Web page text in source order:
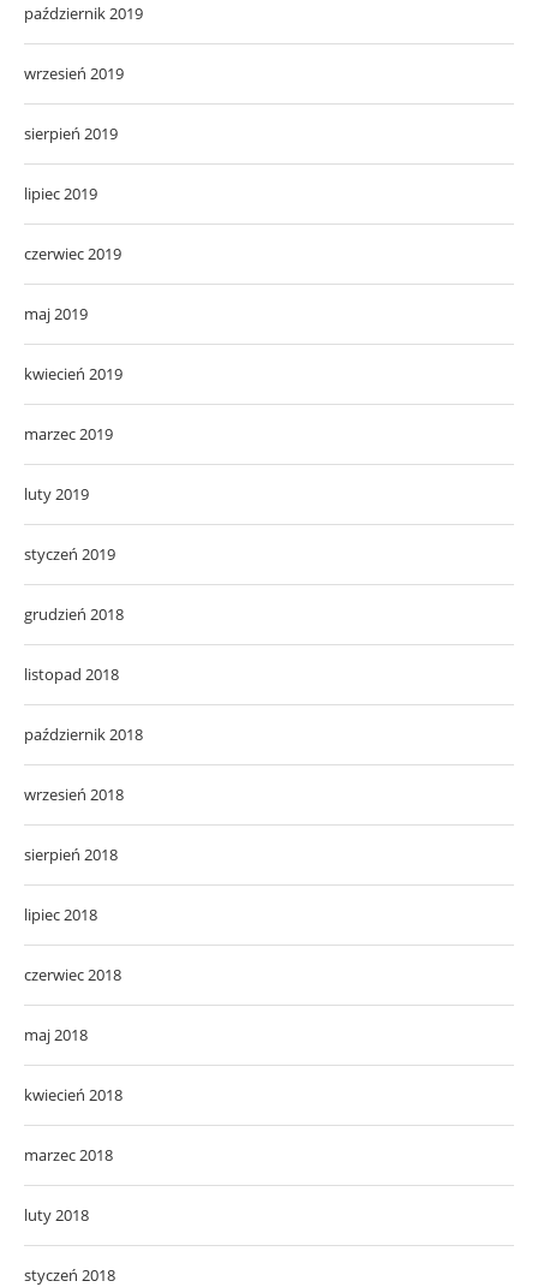
październik 2019
wrzesień 2019
sierpień 2019
lipiec 2019
czerwiec 2019
maj 2019
kwiecień 2019
marzec 2019
luty 2019
styczeń 2019
grudzień 2018
listopad 2018
październik 2018
wrzesień 2018
sierpień 2018
lipiec 2018
czerwiec 2018
maj 2018
kwiecień 2018
marzec 2018
luty 2018
styczeń 2018